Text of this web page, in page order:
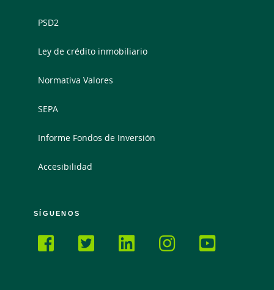
PSD2
Ley de crédito inmobiliario
Normativa Valores
SEPA
Informe Fondos de Inversión
Accesibilidad
SÍGUENOS